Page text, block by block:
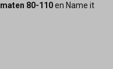
maten 80-110en Name it